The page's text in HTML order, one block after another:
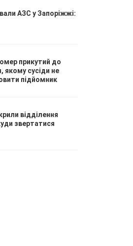
АЗС у Запоріжжі:
прикутий до
якому сусіди не
підйомник
відділення
звертатися